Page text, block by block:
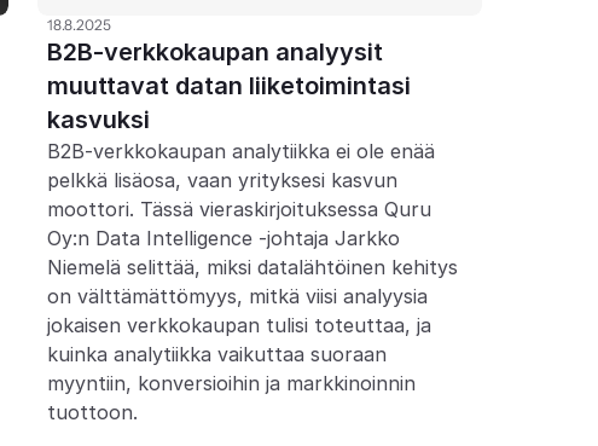
18.8.2025
B2B-verkkokaupan analyysit
muuttavat datan liiketoimintasi
kasvuksi
B2B-verkkokaupan analytiikka ei ole enää
pelkkä lisäosa, vaan yrityksesi kasvun
moottori. Tässä vieraskirjoituksessa Quru
Oy:n Data Intelligence -johtaja Jarkko
Niemelä selittää, miksi datalähtöinen kehitys
on välttämättömyys, mitkä viisi analyysia
jokaisen verkkokaupan tulisi toteuttaa, ja
kuinka analytiikka vaikuttaa suoraan
myyntiin, konversioihin ja markkinoinnin
tuottoon.